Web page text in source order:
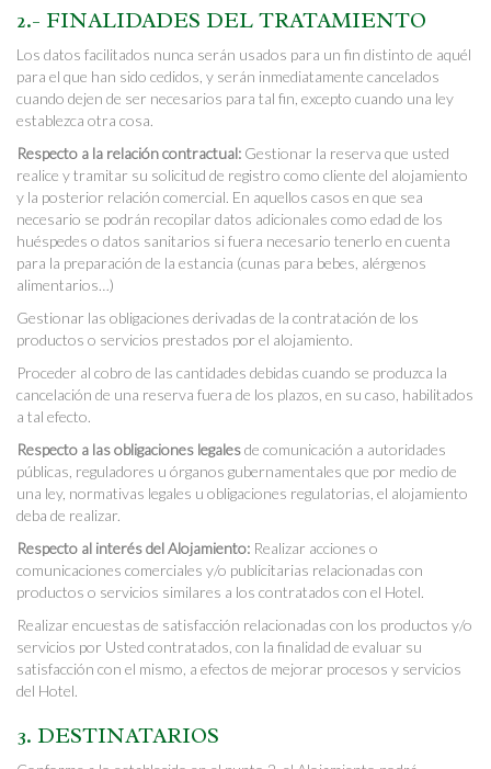
2.- FINALIDADES DEL TRATAMIENTO
Los datos facilitados nunca serán usados para un fin distinto de aquél
para el que han sido cedidos, y serán inmediatamente cancelados
cuando dejen de ser necesarios para tal fin, excepto cuando una ley
establezca otra cosa.
Respecto a la relación contractual: Gestionar la reserva que usted
realice y tramitar su solicitud de registro como cliente del alojamiento
y la posterior relación comercial. En aquellos casos en que sea
necesario se podrán recopilar datos adicionales como edad de los
huéspedes o datos sanitarios si fuera necesario tenerlo en cuenta
para la preparación de la estancia (cunas para bebes, alérgenos
alimentarios…)
Gestionar las obligaciones derivadas de la contratación de los
productos o servicios prestados por el alojamiento.
Proceder al cobro de las cantidades debidas cuando se produzca la
cancelación de una reserva fuera de los plazos, en su caso, habilitados
a tal efecto.
Respecto a las obligaciones legalesde comunicación a autoridades
públicas, reguladores u órganos gubernamentales que por medio de
una ley, normativas legales u obligaciones regulatorias, el alojamiento
deba de realizar.
Respecto al interés del Alojamiento: Realizar acciones o
comunicaciones comerciales y/o publicitarias relacionadas con
productos o servicios similares a los contratados con el Hotel.
Realizar encuestas de satisfacción relacionadas con los productos y/o
servicios por Usted contratados, con la finalidad de evaluar su
satisfacción con el mismo, a efectos de mejorar procesos y servicios
del Hotel.
3. DESTINATARIOS